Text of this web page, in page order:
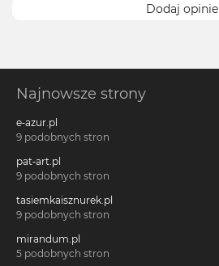
Dodaj opinie
Najnowsze strony
e-azur.pl
9 podobnych stron
pat-art.pl
9 podobnych stron
tasiemkaisznurek.pl
9 podobnych stron
mirandum.pl
5 podobnych stron